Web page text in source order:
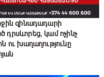
զինադադարի
դրսևորեց, կամ ոչինչ
ու խաղաղությունը